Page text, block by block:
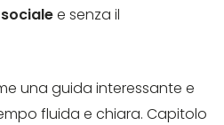
e senza il
una guida interessante e
fluida e chiara. Capitolo